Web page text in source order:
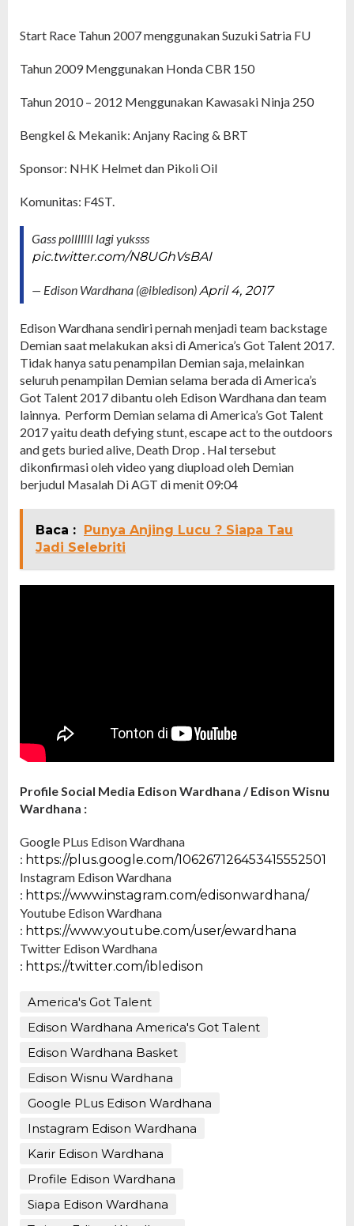
Start Race Tahun 2007 menggunakan Suzuki Satria FU
Tahun 2009 Menggunakan Honda CBR 150
Tahun 2010 – 2012 Menggunakan Kawasaki Ninja 250
Bengkel & Mekanik: Anjany Racing & BRT
Sponsor: NHK Helmet dan Pikoli Oil
Komunitas: F4ST.
Gass polllllll lagi yuksss
pic.twitter.com/N8UGhVsBAI
— Edison Wardhana (@ibledison)April 4, 2017
Edison Wardhana sendiri pernah menjadi team backstage
Demian saat melakukan aksi di America’s Got Talent 2017.
Tidak hanya satu penampilan Demian saja, melainkan
seluruh penampilan Demian selama berada di America’s
Got Talent 2017 dibantu oleh Edison Wardhana dan team
lainnya. Perform Demian selama di America’s Got Talent
2017 yaitu death defying stunt, escape act to the outdoors
and gets buried alive, Death Drop . Hal tersebut
dikonfirmasi oleh video yang diupload oleh Demian
berjudul Masalah Di AGT di menit 09:04
Baca : Punya Anjing Lucu ? Siapa Tau
Jadi Selebriti
Profile Social Media Edison Wardhana / Edison Wisnu
Wardhana :
Google PLus Edison Wardhana
: https://plus.google.com/106267126453415552501
Instagram Edison Wardhana
: https://www.instagram.com/edisonwardhana/
Youtube Edison Wardhana
: https://www.youtube.com/user/ewardhana
Twitter Edison Wardhana
: https://twitter.com/ibledison
America's Got Talent
Edison Wardhana America's Got Talent
Edison Wardhana Basket
Edison Wisnu Wardhana
Google PLus Edison Wardhana
Instagram Edison Wardhana
Karir Edison Wardhana
Profile Edison Wardhana
Siapa Edison Wardhana